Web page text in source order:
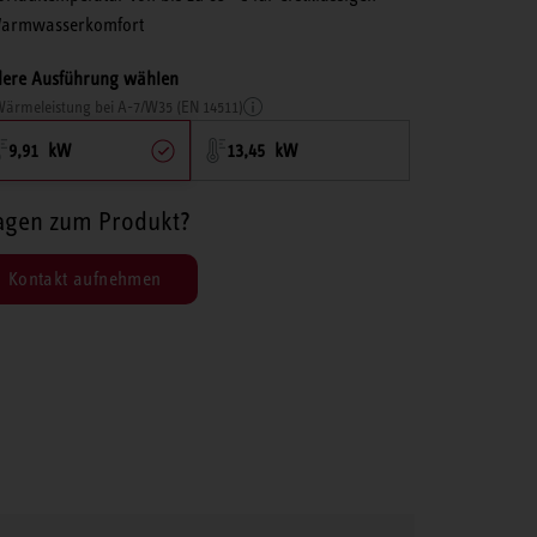
Ausführung wählen
bei A-7/W35 (EN 14511)
9,91 kW 13,45 kW
zum Produkt?
Kontakt aufnehmen